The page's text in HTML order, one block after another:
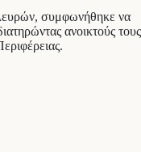
συμφωνήθηκε να
ανοικτούς τους